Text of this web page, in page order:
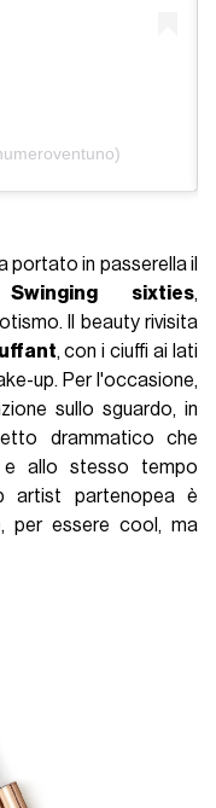
portato in passerella il
Swinging sixties,
Il beauty rivisita
, con i ciuffi ai lati
up. Per l'occasione,
sullo sguardo, in
drammatico che
e allo stesso tempo
artist partenopea è
per essere cool, ma